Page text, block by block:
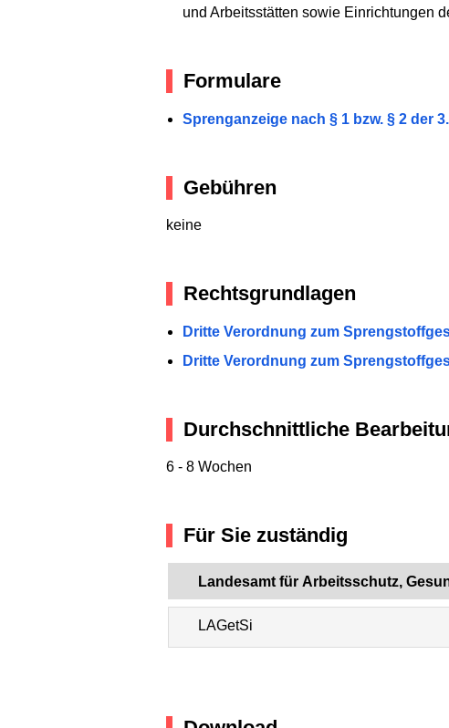
und Arbeitsstätten sowie Einrichtungen
Formulare
Sprenganzeige nach § 1 bzw. § 2 der
Gebühren
keine
Rechtsgrundlagen
Dritte Verordnung zum
Dritte Verordnung zum
Durchschnittliche
6 - 8 Wochen
Für Sie zuständig
Landesamt für Arbeitsschutz,
LAGetSi